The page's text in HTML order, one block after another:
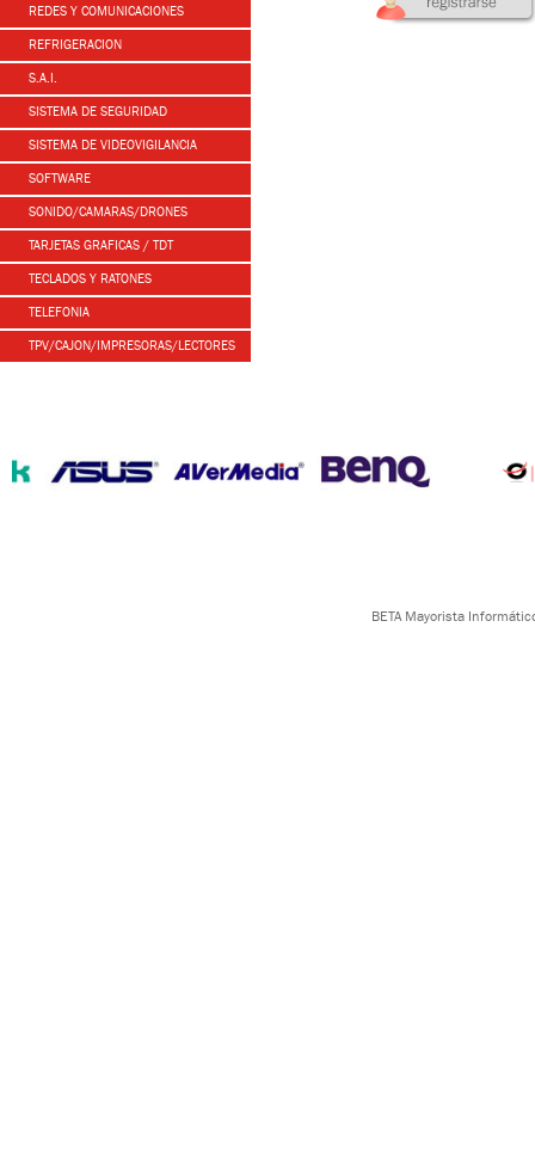
REDES Y COMUNICACIONES
REFRIGERACION
S.A.I.
SISTEMA DE SEGURIDAD
SISTEMA DE VIDEOVIGILANCIA
SOFTWARE
SONIDO/CAMARAS/DRONES
TARJETAS GRAFICAS / TDT
TECLADOS Y RATONES
TELEFONIA
TPV/CAJON/IMPRESORAS/LECTORES
BETA Mayorista